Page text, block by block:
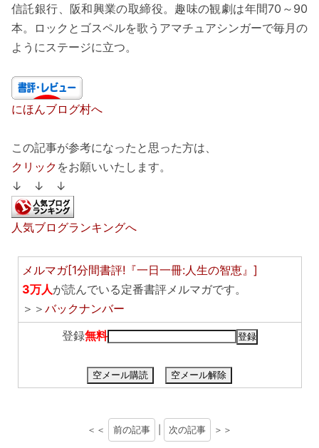
信託銀行、阪和興業の取締役。趣味の観劇は年間70～90
本。ロックとゴスペルを歌うアマチュアシンガーで毎月の
ようにステージに立つ。
にほんブログ村へ
この記事が参考になったと思った方は、
クリック をお願いいたします。
↓ ↓ ↓
人気ブログランキングへ
メルマガ[1分間書評!『一日一冊:人生の智恵』]
3万人が読んでいる定番書評メルマガです。
＞＞ バックナンバー
登録無料
空メール購読 空メール解除
＜＜ 前の記事 次の記事 ＞＞